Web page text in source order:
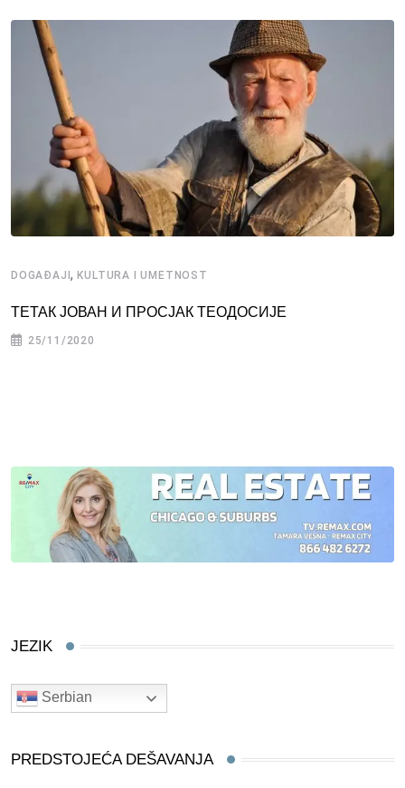
DOGAĐAJI,KULTURA I UMETNOST
ТЕТАК ЈОВАН И ПРОСЈАК ТЕОДОСИЈЕ
25/11/2020
JEZIK
Serbian
PREDSTOJEĆA DEŠAVANJA